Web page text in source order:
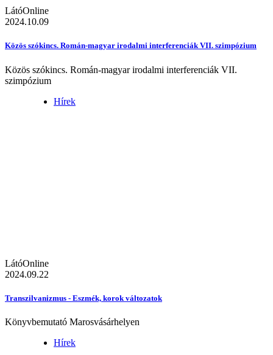
LátóOnline
2024.10.09
Közös szókincs. Román-magyar irodalmi interferenciák VII. szimpózium
Közös szókincs. Román-magyar irodalmi interferenciák VII.
szimpózium
Hírek
LátóOnline
2024.09.22
Transzilvanizmus - Eszmék, korok változatok
Könyvbemutató Marosvásárhelyen
Hírek